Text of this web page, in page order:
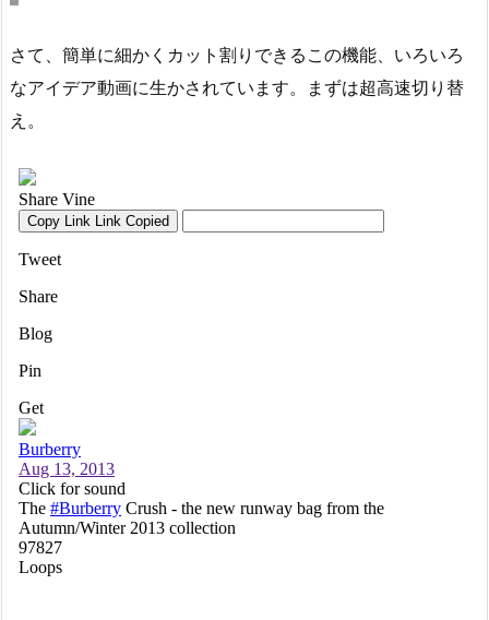
さて、簡単に細かくカット割りできるこの機能、いろいろ
なアイデア動画に生かされています。まずは超高速切り替
え。